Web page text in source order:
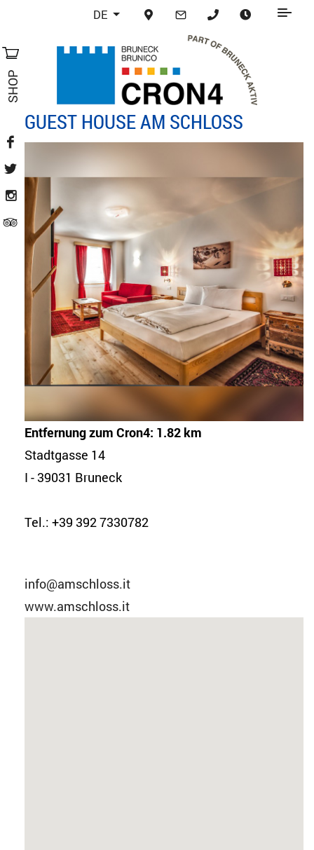
DE
SHOP
GUEST HOUSE AM SCHLOSS
Entfernung zum Cron4: 1.82 km
Stadtgasse 14
I - 39031 Bruneck
Tel.: +39 392 7330782
info@amschloss.it
www.amschloss.it